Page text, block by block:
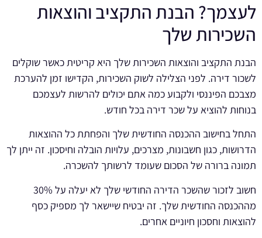
לעצמך? הבנת התקציב והוצאות
השכירות שלך
הבנת התקציב והוצאות השכירות שלך היא קריטית כאשר שוקלים
לשכור דירה. לפני הצלילה לשוק השכירות, הקדישו זמן להערכת
מצבכם הפיננסי ולקבוע כמה אתם יכולים להרשות לעצמכם
בנוחות להוציא על שכר דירה בכל חודש.
התחל בחישוב ההכנסה החודשית שלך והפחתת כל ההוצאות
הדרושות, כגון חשבונות, מצרכים, עלויות הובלה וחיסכון. זה ייתן לך
תמונה ברורה של הסכום שעומד לרשותך להשכרה.
חשוב לזכור שהשכר הדירה החודשי שלך לא יעלה על 30%
מההכנסה החודשית שלך. זה יבטיח שיישאר לך מספיק כסף
להוצאות וחסכון חיוניים אחרים.